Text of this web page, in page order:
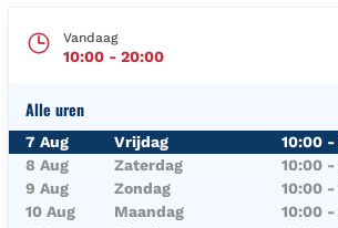
Vandaag
10:00 - 20:00
Alle uren
Dag van de WeekUren
7 Aug Vrijdag 10:00 -
8 Aug
Zaterdag 10:00 -
9 Aug
Zondag 10:00 -
10 Aug
Maandag 10:00 -